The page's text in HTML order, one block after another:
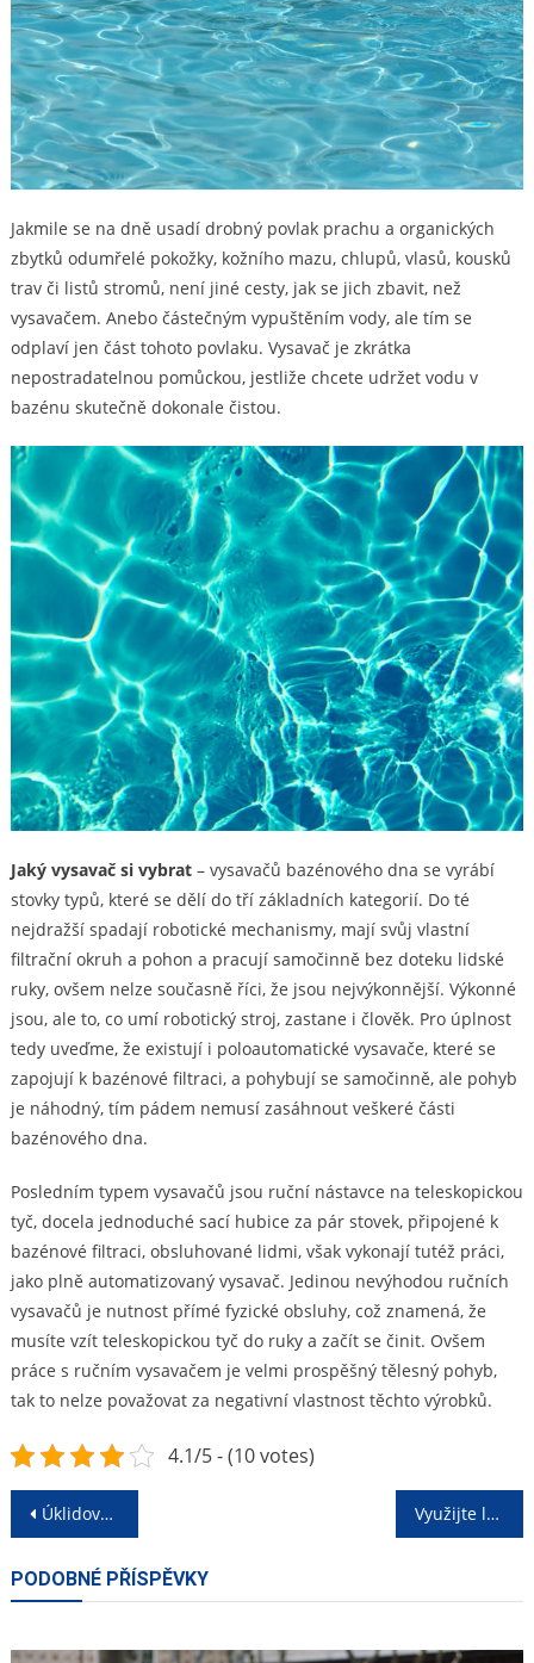
Jakmile se na dně usadí drobný povlak prachu a organických
zbytků odumřelé pokožky, kožního mazu, chlupů, vlasů, kousků
trav či listů stromů, není jiné cesty, jak se jich zbavit, než
vysavačem. Anebo částečným vypuštěním vody, ale tím se
odplaví jen část tohoto povlaku. Vysavač je zkrátka
nepostradatelnou pomůckou, jestliže chcete udržet vodu v
bazénu skutečně dokonale čistou.
Jaký vysavač si vybrat – vysavačů bazénového dna se vyrábí
stovky typů, které se dělí do tří základních kategorií. Do té
nejdražší spadají robotické mechanismy, mají svůj vlastní
filtrační okruh a pohon a pracují samočinně bez doteku lidské
ruky, ovšem nelze současně říci, že jsou nejvýkonnější. Výkonné
jsou, ale to, co umí robotický stroj, zastane i člověk. Pro úplnost
tedy uveďme, že existují i poloautomatické vysavače, které se
zapojují k bazénové filtraci, a pohybují se samočinně, ale pohyb
je náhodný, tím pádem nemusí zasáhnout veškeré části
bazénového dna.
Posledním typem vysavačů jsou ruční nástavce na teleskopickou
tyč, docela jednoduché sací hubice za pár stovek, připojené k
bazénové filtraci, obsluhované lidmi, však vykonají tutéž práci,
jako plně automatizovaný vysavač. Jedinou nevýhodou ručních
vysavačů je nutnost přímé fyzické obsluhy, což znamená, že
musíte vzít teleskopickou tyč do ruky a začít se činit. Ovšem
práce s ručním vysavačem je velmi prospěšný tělesný pohyb,
tak to nelze považovat za negativní vlastnost těchto výrobků.
4.1/5 - (10 votes)
Navigace
příspěvek
Úklidový vozík Využijte levnějšího dodavatele a šetřete svoje peníze každý rok
PODOBNÉ PŘÍSPĚVKY